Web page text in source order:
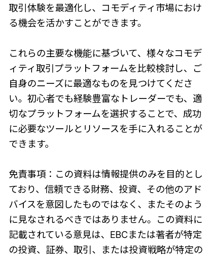
取引体験を最適化し、コモディティ市場におけ
る機会を活かすことができます。
これらの主要な機能に基づいて、様々なコモデ
ィティ取引プラットフォームを比較検討し、ご
自身のニーズに最適なものを見つけてくださ
い。初心者でも経験豊富なトレーダーでも、適
切なプラットフォームを選択することで、成功
に必要なツールとリソースを手に入れることが
できます。
免責事項：この資料は情報提供のみを目的とし
ており、信頼できる財務、投資、その他のアド
バイスを意図したものではなく、またそのよう
に見なされるべきではありません。この資料に
記載されている意見は、EBCまたは著者が特定
の投資、証券、取引、または投資戦略が特定の